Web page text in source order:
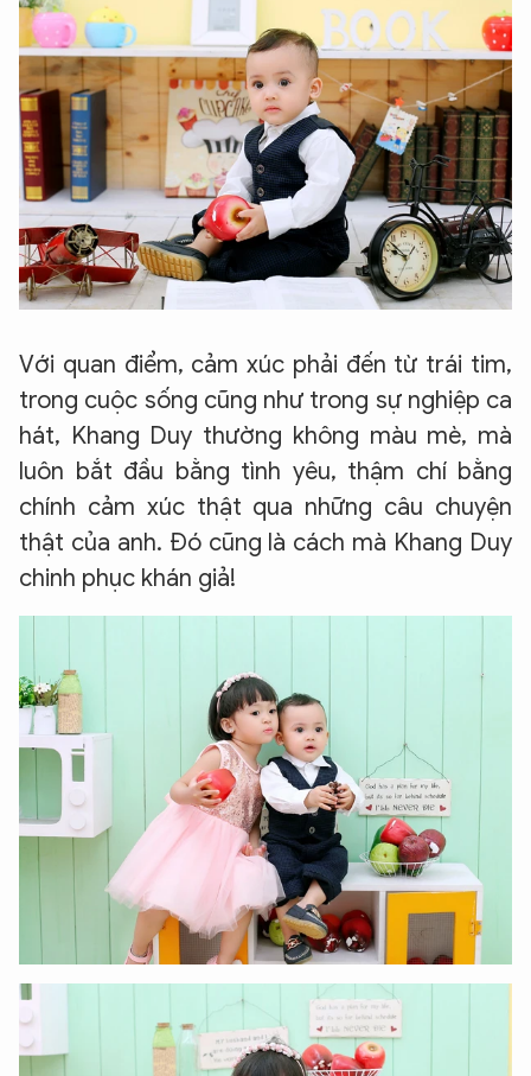
Với quan điểm, cảm xúc phải đến từ trái tim,
trong cuộc sống cũng như trong sự nghiệp ca
hát, Khang Duy thường không màu mè, mà
luôn bắt đầu bằng tình yêu, thậm chí bằng
chính cảm xúc thật qua những câu chuyện
thật của anh. Đó cũng là cách mà Khang Duy
chinh phục khán giả!